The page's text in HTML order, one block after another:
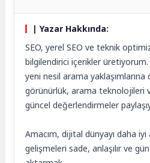
| Yazar Hakkında:
SEO, yerel SEO ve teknik
bilgilendirici içerikler üretiyorum.
yeni nesil arama
görünürlük, arama teknolojileri
güncel değerlendirmeler
Amacım, dijital dünyayı daha
gelişmeleri sade, anlaşılır ve